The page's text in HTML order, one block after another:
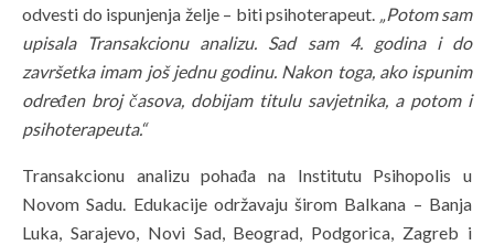
odvesti do ispunjenja želje – biti psihoterapeut. „Potom sam
upisala Transakcionu analizu. Sad sam 4. godina i do
završetka imam još jednu godinu. Nakon toga, ako ispunim
određen broj časova, dobijam titulu savjetnika, a potom i
psihoterapeuta.“
Transakcionu analizu pohađa na Institutu Psihopolis u
Novom Sadu. Edukacije održavaju širom Balkana – Banja
Luka, Sarajevo, Novi Sad, Beograd, Podgorica, Zagreb i